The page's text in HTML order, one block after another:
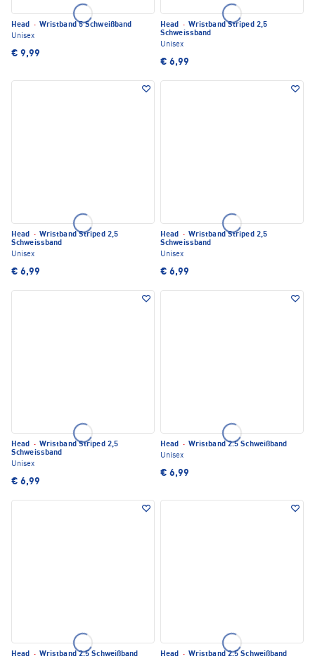
Head · Wristband 5 Schweißband
Unisex
€ 9,99
Head · Wristband Striped 2,5
Schweissband
Unisex
€ 6,99
Head · Wristband Striped 2,5
Schweissband
Unisex
€ 6,99
Head · Wristband Striped 2,5
Schweissband
Unisex
€ 6,99
Head · Wristband Striped 2,5
Schweissband
Unisex
€ 6,99
Head · Wristband 2.5 Schweißband
Unisex
€ 6,99
Head · Wristband 2.5 Schweißband
Head · Wristband 2.5 Schweißband